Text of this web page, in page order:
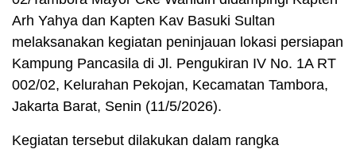
Arh Yahya dan Kapten Kav Basuki Sultan
melaksanakan kegiatan peninjauan lokasi persiapan
Kampung Pancasila di Jl. Pengukiran IV No. 1A RT
002/02, Kelurahan Pekojan, Kecamatan Tambora,
Jakarta Barat, Senin (11/5/2026).
Kegiatan tersebut dilakukan dalam rangka